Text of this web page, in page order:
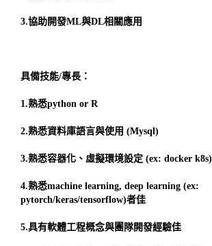
3.協助開發ML與DL相關應用
具備技能/專長：
1.熟悉python or R
2.熟悉資料庫語言與使用 (Mysql)
3.熟悉容器化、虛擬環境設定 (ex: docker k8s)
4.熟悉machine learning, deep learning (ex:
pytorch/keras/tensorflow)者佳
5.具有軟體工程概念與團隊開發經驗佳